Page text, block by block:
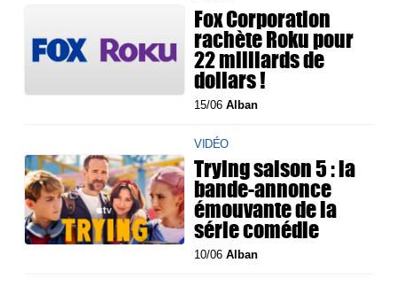
Fox Corporation
rachète Roku pour
22 milliards de
dollars !
15/06Alban
VIDÉO
Trying saison 5 : la
bande-annonce
émouvante de la
série comédie
10/06Alban